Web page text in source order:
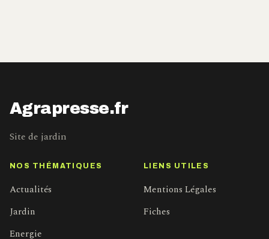
Agrapresse.fr
Site de jardin
NOS THÉMATIQUES
Actualités
Jardin
Energie
LIENS UTILES
Mentions Légales
Fiches